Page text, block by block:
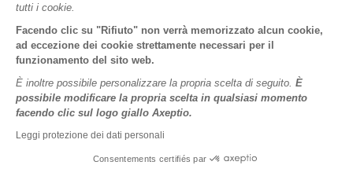
tutti i cookie.
Facendo clic su "Rifiuto" non verrà memorizzato alcun cookie,
ad eccezione dei cookie strettamente necessari per il
funzionamento del sito web.
È inoltre possibile personalizzare la propria scelta di seguito. È
possibile modificare la propria scelta in qualsiasi momento
facendo clic sul logo giallo Axeptio.
Leggi protezione dei dati personali
Consentements certifiés par
Regole di gioco e istruzioni
Pezzi staccati
Attività per bambini da scaricare
SEGUICI